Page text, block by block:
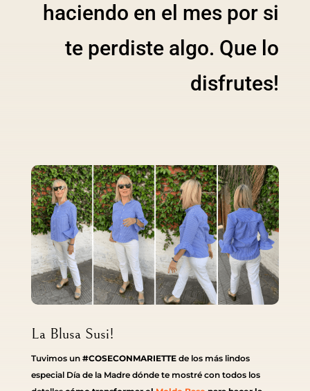
haciendo en el mes por si
te perdiste algo. Que lo
disfrutes!
La Blusa Susi!
Tuvimos un #COSECONMARIETTE de los más lindos
especial Día de la Madre dónde te mostré con todos los